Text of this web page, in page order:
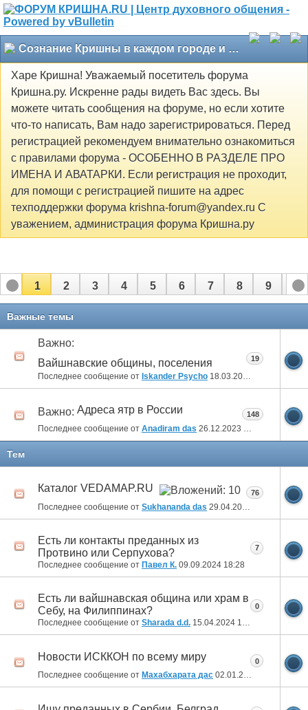
Сознание Кришны в каждом городе и деревне
Харе Кришна! Уважаемый посетитель форума
Кришна.ру. Искренне рады видеть Вас здесь. Вы
можете читать сообщения на форуме, но если хотите
что-то написать, Вам надо зарегистрироваться. Перед
регистрацией рекомендуем внимательно ознакомиться
с правилами форума - ОСОБЕННО В РАЗДЕЛЕ ПРО
ИМЕНА И АВАТАРКИ. Если регистрация не проходит,
для помощи с регистрацией пишите на адрес
техподдержки форума krishna-forum@yandex.ru С
уважением, администрация форума Кришна.ру
1 2 3 4 5 6 7 8 9 10
11 12
Важные темы
Важно:
Вайшнавские общины, поселения
Последнее сообщение от Iskander Psycho 18.03.2025
19
Важно: Адреса ятр в России
Последнее сообщение от Anadiram das 26.12.2023 10:51
148
Тем
Каталог VEDAMAP.RU
Последнее сообщение от Sukhananda das 29.04.2025
76
Есть ли контакты преданных из
Протвино или Серпухова?
Последнее сообщение от Павел К. 09.09.2024 18:28
7
Есть ли вайшнавская община или храм в
Себу, на Филиппинах?
Последнее сообщение от Sharada d.d. 15.04.2024 19:52
0
Новости ИСККОН по всему миру
Последнее сообщение от Махабхарата дас 02.01.2024
0